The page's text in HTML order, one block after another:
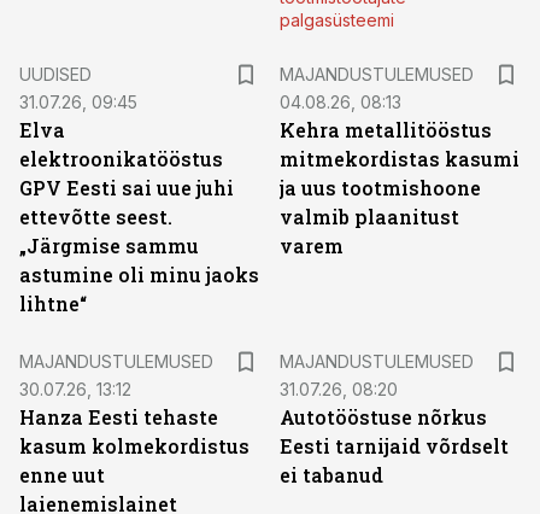
palgasüsteemi
UUDISED
31.07.26, 09:45
Elva
elektroonikatööstus
GPV Eesti sai uue juhi
ettevõtte seest.
„Järgmise sammu
astumine oli minu jaoks
lihtne“
MAJANDUSTULEMUSED
04.08.26, 08:13
Kehra metallitööstus
mitmekordistas kasumi
ja uus tootmishoone
valmib plaanitust
varem
MAJANDUSTULEMUSED
30.07.26, 13:12
Hanza Eesti tehaste
kasum kolmekordistus
enne uut
laienemislainet
MAJANDUSTULEMUSED
31.07.26, 08:20
Autotööstuse nõrkus
Eesti tarnijaid võrdselt
ei tabanud